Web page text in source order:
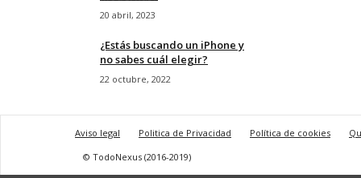
20 abril, 2023
¿Estás buscando un iPhone y
no sabes cuál elegir?
22 octubre, 2022
Aviso legal Politica de Privacidad Política de cookies
© TodoNexus (2016-2019)